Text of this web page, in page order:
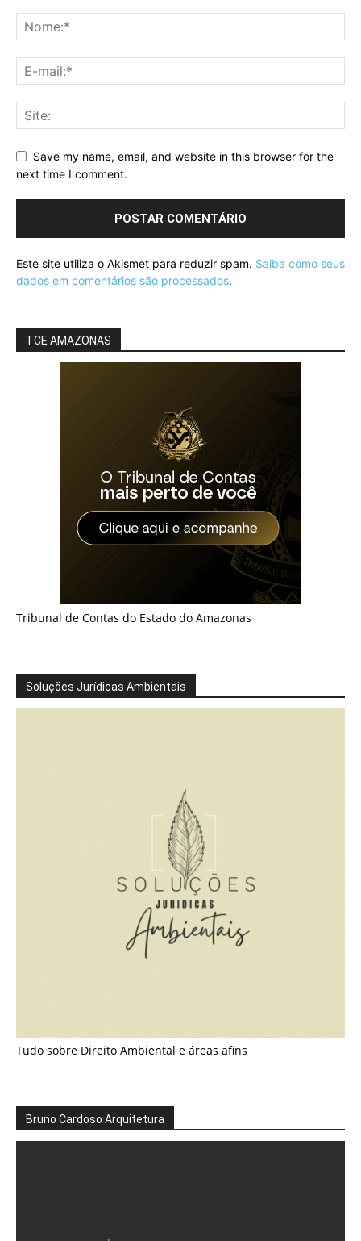
Save my name, email, and website in this browser for the
next time I comment.
Este site utiliza o Akismet para reduzir spam. Saiba como seus
dados em comentários são processados.
TCE AMAZONAS
Tribunal de Contas do Estado do Amazonas
Soluções Jurídicas Ambientais
Tudo sobre Direito Ambiental e áreas afins
Bruno Cardoso Arquitetura